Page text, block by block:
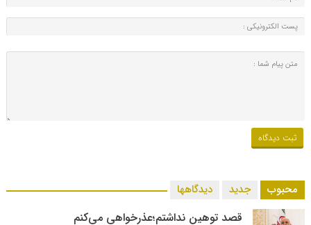
محبوب جدید دیدگاهها
قصد توهین نداشتم؛عذرخواهی می‌کنم